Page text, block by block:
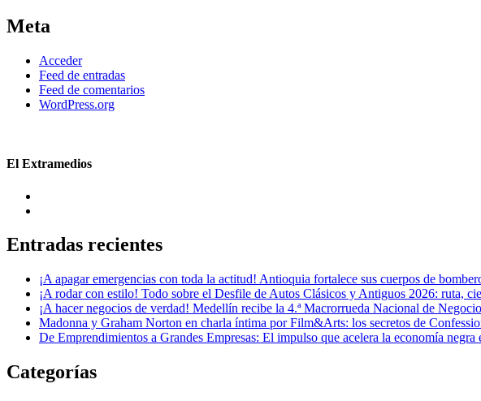
Meta
Acceder
Feed de entradas
Feed de comentarios
WordPress.org
El Extramedios
Entradas recientes
¡A apagar emergencias con toda la actitud! Antioquia fortalece sus cuerpos de
¡A rodar con estilo! Todo sobre el Desfile de Autos Clásicos y Antiguos 2026: ruta,
¡A hacer negocios de verdad! Medellín recibe la 4.ª Macrorrueda Nacional de
Madonna y Graham Norton en charla íntima por Film&Arts: los secretos de
De Emprendimientos a Grandes Empresas: El impulso que acelera la economía negra
Categorías